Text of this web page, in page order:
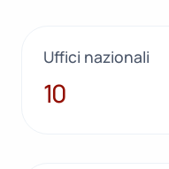
Uffici nazionali
10
10